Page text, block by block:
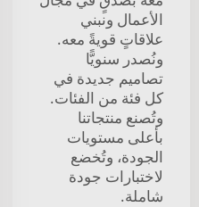
الأعمال ونبني
علاقاتٍ قويةً معه.
ونُصدر سنويًّا
تصاميم جديدة في
كل فئة من الفئات.
وتُصنع منتجاتنا
بأعلى مستويات
الجودة، وتُخضع
لاختبارات جودة
شاملة.